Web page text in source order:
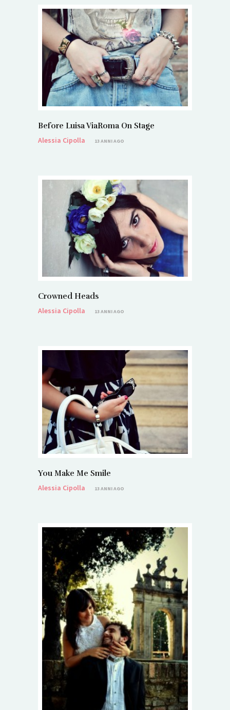
Before Luisa ViaRoma On Stage
Alessia Cipolla
13 ANNI AGO
Crowned Heads
Alessia Cipolla
13 ANNI AGO
You Make Me Smile
Alessia Cipolla
13 ANNI AGO